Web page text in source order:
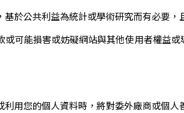
於公共利益為統計或學術研究而有必要
或可能損害或妨礙網站與其他使用者權益
用您的個人資料時，將對委外廠商或個人